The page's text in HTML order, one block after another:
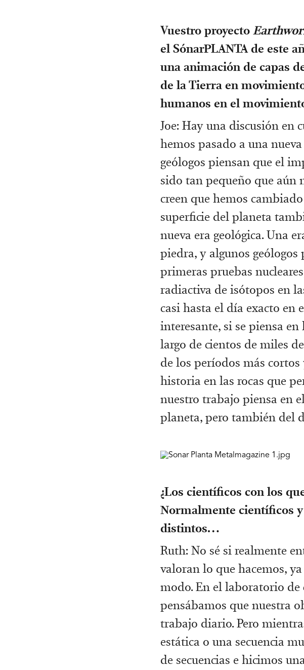
Vuestro proyecto
el SónarPLANTA de este
una animación de capas
de la Tierra en
humanos en el
Joe: Hay una discusión en
hemos pasado a una
geólogos piensan que el
sido tan pequeño que aún
creen que hemos
superficie del planeta
nueva era geológica. Una
piedra, y algunos geólogos
primeras pruebas
radiactiva de isótopos en
casi hasta el día exacto en
interesante, si se piensa
largo de cientos de miles
de los períodos más cortos
historia en las rocas que
nuestro trabajo piensa en
planeta, pero también del
¿Los científicos con los
Normalmente científicos
distintos…
Ruth: No sé si realmente
valoran lo que hacemos,
modo. En el laboratorio de
pensábamos que nuestra
trabajo diario. Pero
estática o una secuencia
de secuencias e hicimos